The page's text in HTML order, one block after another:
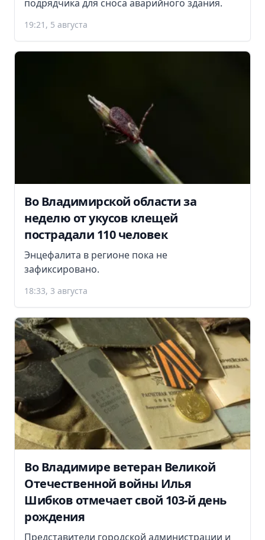
подрядчика для сноса аварийного здания.
19:21, 5 августа
Во Владимирской области за
неделю от укусов клещей
пострадали 110 человек
Энцефалита в регионе пока не
зафиксировано.
18:33, 3 августа
Во Владимире ветеран Великой
Отечественной войны Илья
Шибков отмечает свой 103-й день
рождения
Представители городской администрации и